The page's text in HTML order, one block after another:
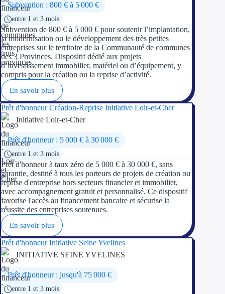
Subvention : 800 € à 5 000 €
entre 1 et 3 mois
Subvention de 800 € à 5 000 € pour soutenir l’implantation,
la modernisation ou le développement des très petites
entreprises sur le territoire de la Communauté de communes
des 3 Provinces. Dispositif dédié aux projets
d’investissement immobilier, matériel ou d’équipement, y
compris pour la création ou la reprise d’activité.
En savoir plus
Prêt d'honneur Création-Reprise Initiative Loir-et-Cher
Initiative Loir-et-Cher
Prêt d'honneur : 5 000 € à 30 000 €
entre 1 et 3 mois
Prêt d'honneur à taux zéro de 5 000 € à 30 000 €, sans
garantie, destiné à tous les porteurs de projets de création ou
reprise d'entreprise hors secteurs financier et immobilier,
avec accompagnement gratuit et personnalisé. Ce dispositif
favorise l'accès au financement bancaire et sécurise la
réussite des entreprises soutenues.
En savoir plus
Prêt d'honneur Initiative Seine Yvelines
INITIATIVE SEINE YVELINES
Prêt d'honneur : jusqu'à 75 000 €
entre 1 et 3 mois